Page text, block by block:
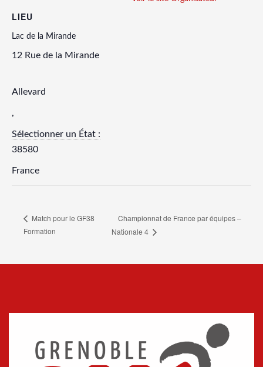
LIEU
Lac de la Mirande
12 Rue de la Mirande
Allevard
,
Sélectionner un État :
38580
France
Match pour le GF38
Formation
Championnat de France par équipes –
Nationale 4